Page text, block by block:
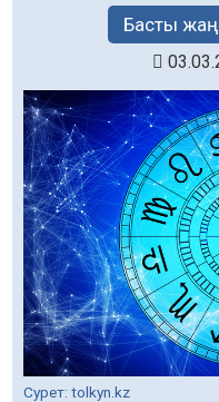
Басты
Сурет: tolkyn.kz